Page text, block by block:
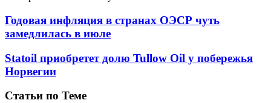
Годовая инфляция в странах ОЭСР чуть
замедлилась в июле
Statoil приобретет долю Tullow Oil у побережья
Норвегии
Статьи по Теме